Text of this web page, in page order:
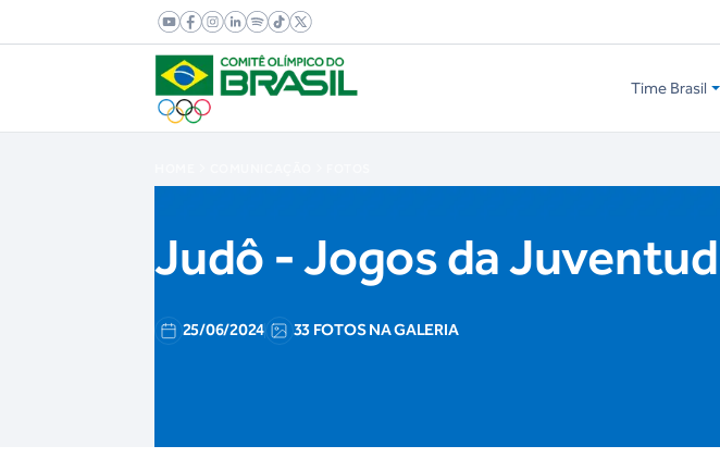
Time Brasil
Judô - Jogos da
25/06/2024 33 FOTOS NA GALERIA